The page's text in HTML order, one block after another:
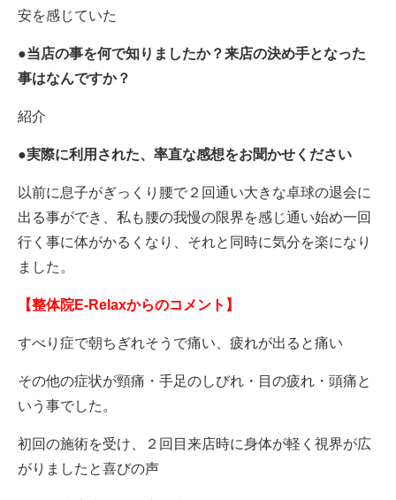
安を感じていた
●当店の事を何で知りましたか？来店の決め手となった
事はなんですか？
紹介
●実際に利用された、率直な感想をお聞かせください
以前に息子がぎっくり腰で２回通い大きな卓球の退会に
出る事ができ、私も腰の我慢の限界を感じ通い始め一回
行く事に体がかるくなり、それと同時に気分を楽になり
ました。
【整体院E-Relaxからのコメント】
すべり症で朝ちぎれそうで痛い、疲れが出ると痛い
その他の症状が頸痛・手足のしびれ・目の疲れ・頭痛と
いう事でした。
初回の施術を受け、２回目来店時に身体が軽く視界が広
がりましたと喜びの声